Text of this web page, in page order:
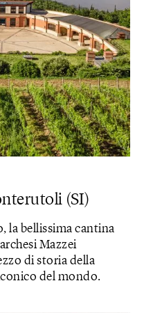
(SI)
la bellissima cantina
Mazzei
di storia della
del mondo.